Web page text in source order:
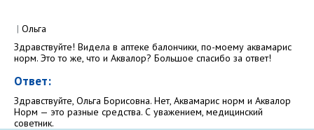
Как Вас зовут
| Ольга
Здравствуйте! Видела в аптеке балончики, по-моему аквамарис
норм. Это то же, что и Аквалор? Большое спасибо за ответ!
Ответ:
Здравствуйте, Ольга Борисовна. Нет, Аквамарис норм и Аквалор
Норм — это разные средства. С уважением, медицинский
советник.